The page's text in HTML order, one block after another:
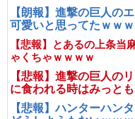
【朗報】進撃の巨人の
可愛いと思ってたｗｗｗ
【悲報】とあるの上条当
ゃくちゃｗｗｗｗ
【悲報】進撃の巨人の
に食われる時はみっと
【悲報】ハンターハン